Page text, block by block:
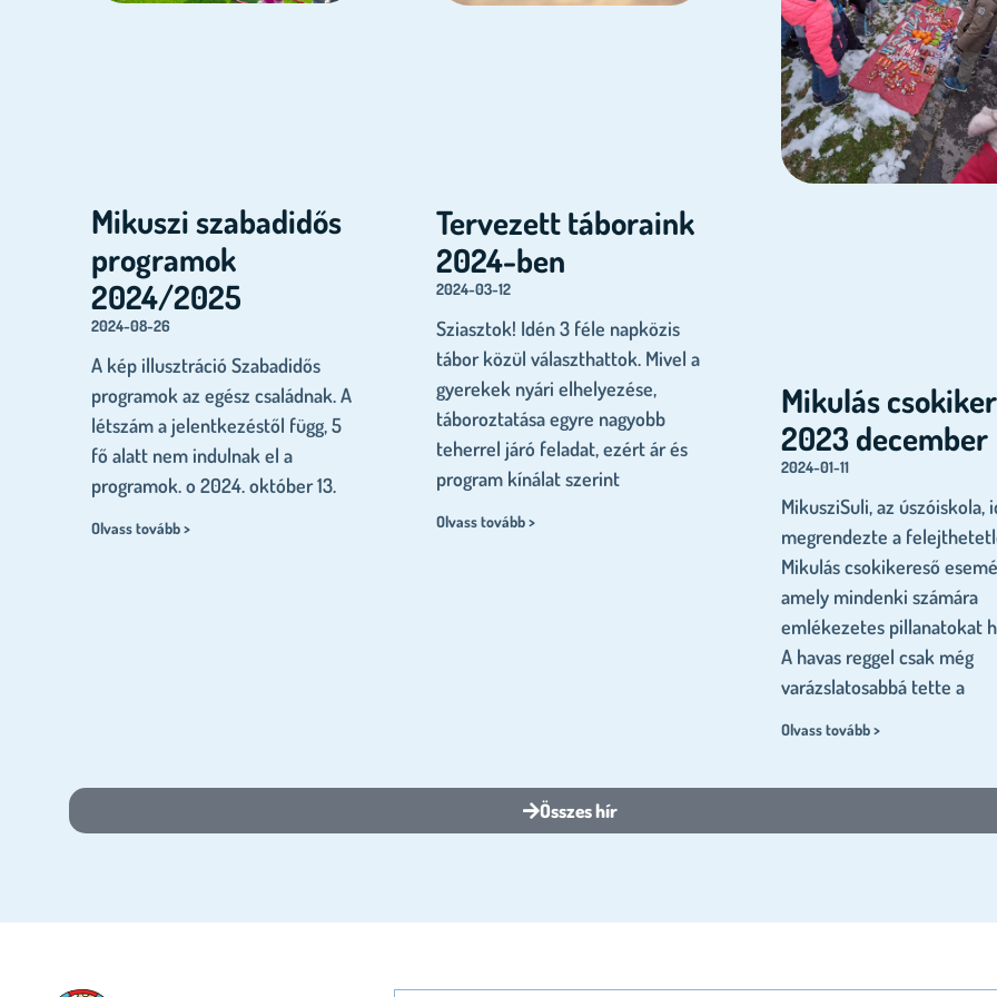
Mikuszi szabadidős
programok
2024/2025
2024-08-26
A kép illusztráció Szabadidős
programok az egész családnak. A
létszám a jelentkezéstől függ, 5
fő alatt nem indulnak el a
programok. o 2024. október 13.
Olvass tovább >
Tervezett táboraink
2024-ben
2024-03-12
Sziasztok! Idén 3 féle napközis
tábor közül választhattok. Mivel a
gyerekek nyári elhelyezése,
táboroztatása egyre nagyobb
teherrel járó feladat, ezért ár és
program kínálat szerint
Olvass tovább >
Mikulás
2023 december
2024-01-11
MikusziSuli, az úszóiskola,
megrendezte a
Mikulás csokikereső
amely mindenki számára
emlékezetes pillanatokat
A havas reggel csak még
varázslatosabbá tette a
Olvass tovább >
Összes hír